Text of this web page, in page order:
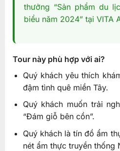
thưởng “Sản phẩm du
biểu năm 2024” tại VITA
Tour này phù hợp với ai?
Quý khách yêu thích
đậm tình quê miền Tây.
Quý khách muốn trải
“Đám giỗ bên cồn”.
Quý khách là tín đồ ẩm
nét ẩm thực truyền thống